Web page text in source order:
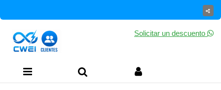
Solicitar un descuento